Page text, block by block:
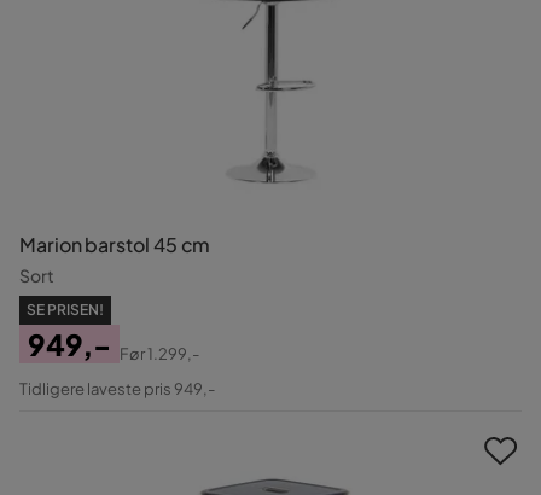
Marion barstol 45 cm
Sort
SE PRISEN!
Pris
949,-
Original
Før1.299,-
Tidligere laveste pris 949,-